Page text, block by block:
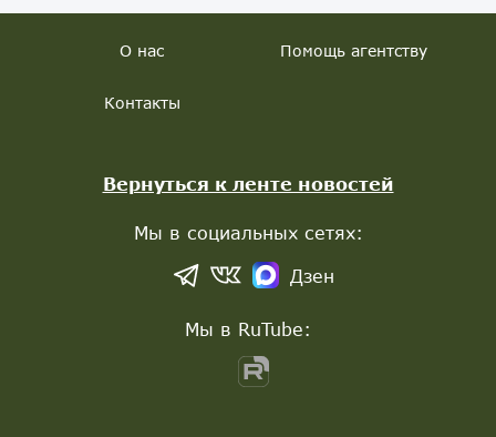
О нас Помощь агентству
Контакты
Вернуться к ленте новостей
Мы в социальных сетях:
Дзен
Мы в RuTube: